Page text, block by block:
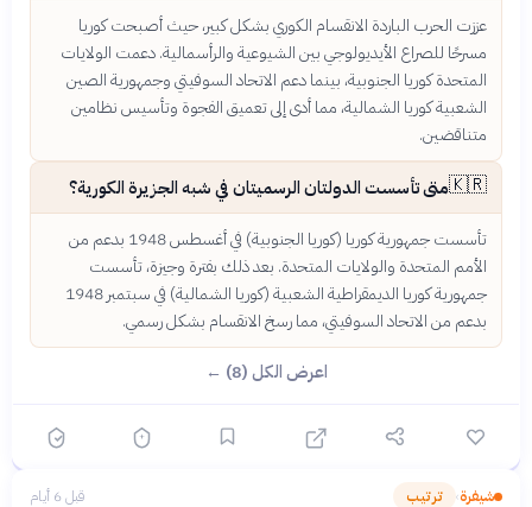
عززت الحرب الباردة الانقسام الكوري بشكل كبير، حيث أصبحت كوريا
مسرحًا للصراع الأيديولوجي بين الشيوعية والرأسمالية. دعمت الولايات
المتحدة كوريا الجنوبية، بينما دعم الاتحاد السوفيتي وجمهورية الصين
الشعبية كوريا الشمالية، مما أدى إلى تعميق الفجوة وتأسيس نظامين
متناقضين.
🇰🇷متى تأسست الدولتان الرسميتان في شبه الجزيرة الكورية؟
تأسست جمهورية كوريا (كوريا الجنوبية) في أغسطس 1948 بدعم من
الأمم المتحدة والولايات المتحدة. بعد ذلك بفترة وجيزة، تأسست
جمهورية كوريا الديمقراطية الشعبية (كوريا الشمالية) في سبتمبر 1948
بدعم من الاتحاد السوفيتي، مما رسخ الانقسام بشكل رسمي.
اعرض الكل (8) ←
شيفرة› ترتيب قبل 6 أيام